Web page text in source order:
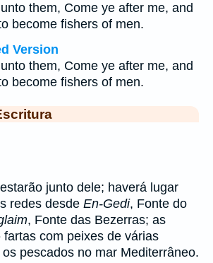
them, Come ye after me, and
become fishers of men.
Version
them, Come ye after me, and
become fishers of men.
junto dele; haverá lugar
redes desde En-Gedi, Fonte do
, Fonte das Bezerras; as
fartas com peixes de várias
pescados no mar Mediterrâneo.